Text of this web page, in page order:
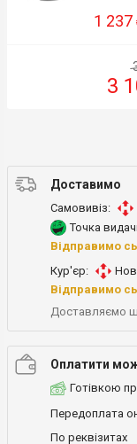
1 237
3
Доставимо
Самовивіз:
Точка
Відправимо
Кур'єр:
Відправимо
Доставляємо
Оплатити
Готівкою
Передоплата
По реквізитах